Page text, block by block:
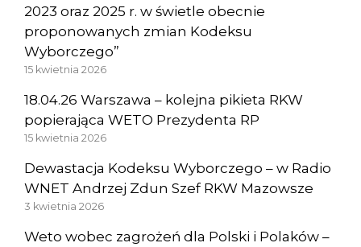
2023 oraz 2025 r. w świetle obecnie
proponowanych zmian Kodeksu
Wyborczego”
15 kwietnia 2026
18.04.26 Warszawa – kolejna pikieta RKW
popierająca WETO Prezydenta RP
15 kwietnia 2026
Dewastacja Kodeksu Wyborczego – w Radio
WNET Andrzej Zdun Szef RKW Mazowsze
3 kwietnia 2026
Weto wobec zagrożeń dla Polski i Polaków –